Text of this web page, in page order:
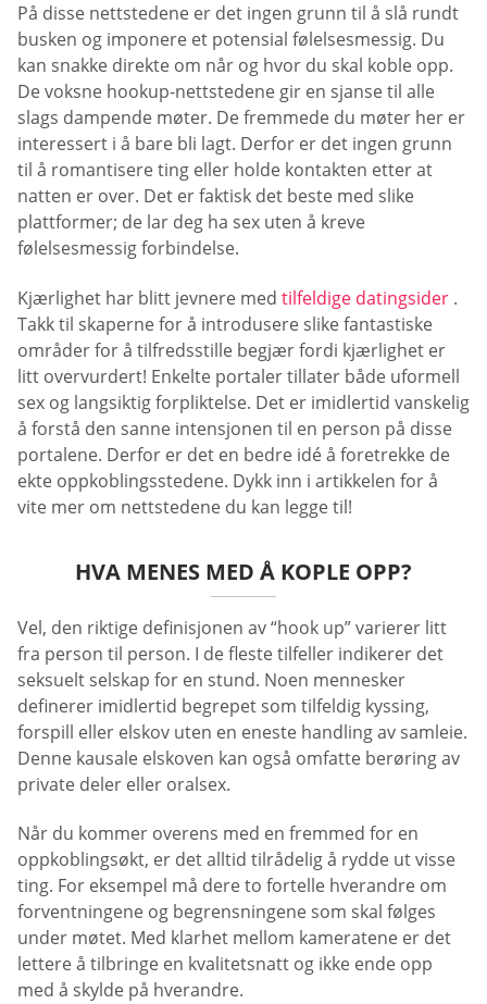
På disse nettstedene er det ingen grunn til å slå rundt
busken og imponere et potensial følelsesmessig. Du
kan snakke direkte om når og hvor du skal koble opp.
De voksne hookup-nettstedene gir en sjanse til alle
slags dampende møter. De fremmede du møter her er
interessert i å bare bli lagt. Derfor er det ingen grunn
til å romantisere ting eller holde kontakten etter at
natten er over. Det er faktisk det beste med slike
plattformer; de lar deg ha sex uten å kreve
følelsesmessig forbindelse.
Kjærlighet har blitt jevnere med tilfeldige datingsider .
Takk til skaperne for å introdusere slike fantastiske
områder for å tilfredsstille begjær fordi kjærlighet er
litt overvurdert! Enkelte portaler tillater både uformell
sex og langsiktig forpliktelse. Det er imidlertid vanskelig
å forstå den sanne intensjonen til en person på disse
portalene. Derfor er det en bedre idé å foretrekke de
ekte oppkoblingsstedene. Dykk inn i artikkelen for å
vite mer om nettstedene du kan legge til!
HVA MENES MED Å KOPLE OPP?
Vel, den riktige definisjonen av “hook up” varierer litt
fra person til person. I de fleste tilfeller indikerer det
seksuelt selskap for en stund. Noen mennesker
definerer imidlertid begrepet som tilfeldig kyssing,
forspill eller elskov uten en eneste handling av samleie.
Denne kausale elskoven kan også omfatte berøring av
private deler eller oralsex.
Når du kommer overens med en fremmed for en
oppkoblingsøkt, er det alltid tilrådelig å rydde ut visse
ting. For eksempel må dere to fortelle hverandre om
forventningene og begrensningene som skal følges
under møtet. Med klarhet mellom kameratene er det
lettere å tilbringe en kvalitetsnatt og ikke ende opp
med å skylde på hverandre.